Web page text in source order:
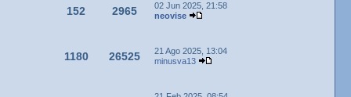
152 2965
02 Jun 2025, 21:58
neovise
1180 26525
21 Ago 2025, 13:04
minusva13